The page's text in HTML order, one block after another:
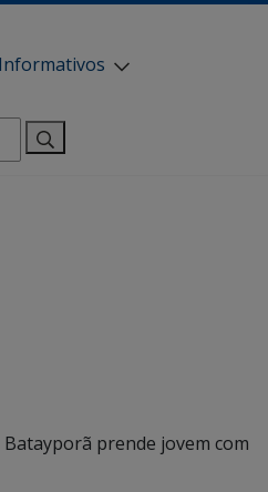
Informativos
prende jovem com